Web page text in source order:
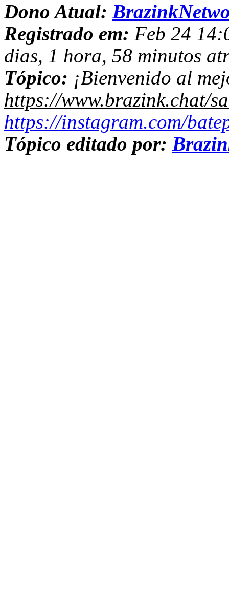
Dono Atual:
Registrado em: Feb 24
dias, 1 hora, 58 minutos
Tópico: ¡Bienvenido al
https://www.brazink.chat/
https://instagram.com/
Tópico editado por: